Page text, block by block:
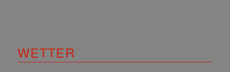
WETTER